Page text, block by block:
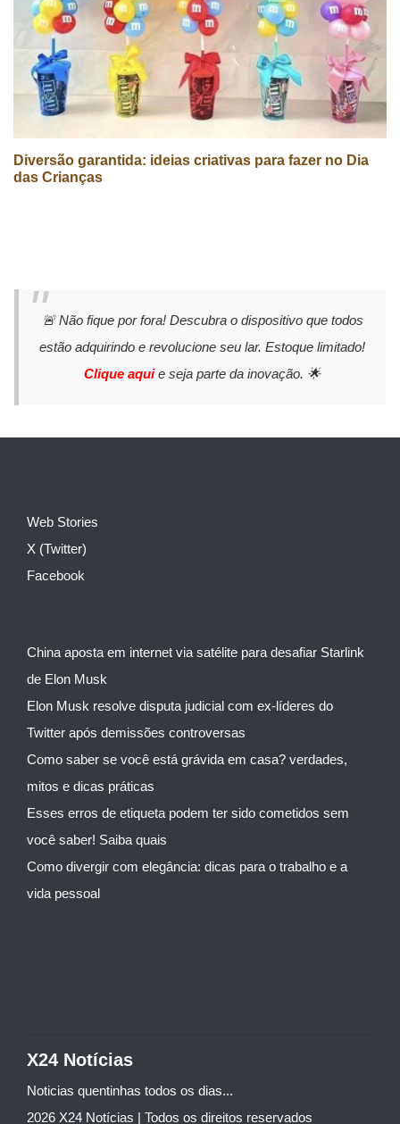
Diversão garantida: ideias criativas para fazer no Dia
das Crianças
🚨 Não fique por fora! Descubra o dispositivo que todos
estão adquirindo e revolucione seu lar. Estoque limitado!
Clique aquie seja parte da inovação. 🌟
Web Stories
X (Twitter)
Facebook
China aposta em internet via satélite para desafiar Starlink
de Elon Musk
Elon Musk resolve disputa judicial com ex-líderes do
Twitter após demissões controversas
Como saber se você está grávida em casa? verdades,
mitos e dicas práticas
Esses erros de etiqueta podem ter sido cometidos sem
você saber! Saiba quais
Como divergir com elegância: dicas para o trabalho e a
vida pessoal
X24 Notícias
Noticias quentinhas todos os dias...
2026 X24 Notícias | Todos os direitos reservados